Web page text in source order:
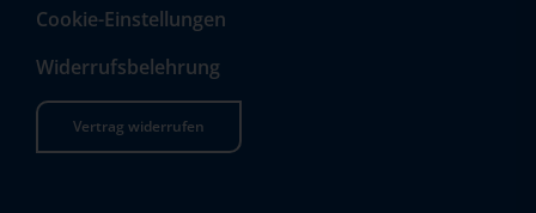
Cookie-Einstellungen
Widerrufsbelehrung
Vertrag widerrufen